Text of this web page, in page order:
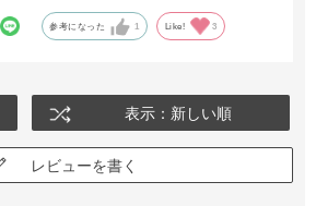
参考になった 1 Like! 3
表示：新しい順
レビューを書く